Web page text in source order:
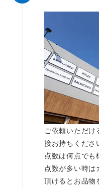
ご依頼いただけ
接お持ちくださ
点数は何点でも
点数が多い時は
頂けるとお品物